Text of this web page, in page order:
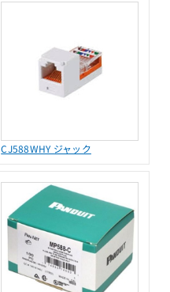
CJ588WHY ジャック